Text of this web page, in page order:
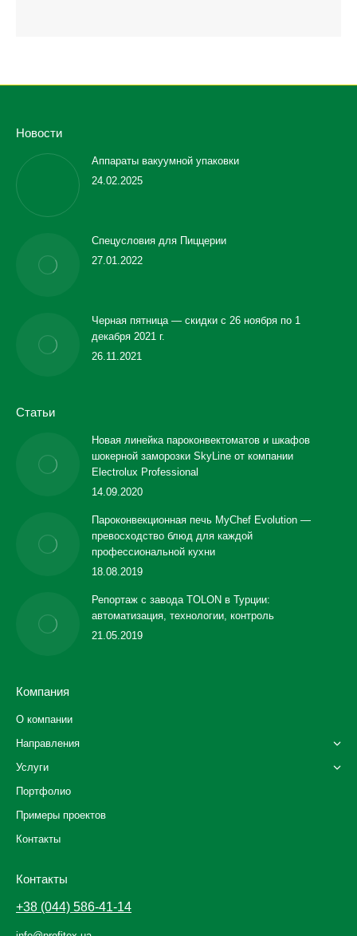
Новости
Аппараты вакуумной упаковки
24.02.2025
Спецусловия для Пиццерии
27.01.2022
Черная пятница — скидки с 26 ноября по 1
декабря 2021 г.
26.11.2021
Статьи
Новая линейка пароконвектоматов и шкафов
шокерной заморозки SkyLine от компании
Electrolux Professional
14.09.2020
Пароконвекционная печь MyChef Evolution —
превосходство блюд для каждой
профессиональной кухни
18.08.2019
Репортаж с завода TOLON в Турции:
автоматизация, технологии, контроль
21.05.2019
Компания
О компании
Направления
Услуги
Портфолио
Примеры проектов
Контакты
Контакты
+38 (044) 586-41-14